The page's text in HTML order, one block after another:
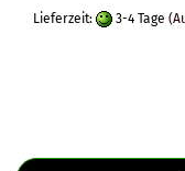
Lieferzeit: 3-4 Tage